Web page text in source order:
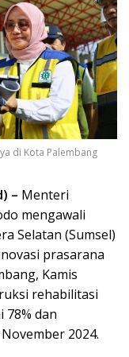
di Kota Palembang
– Menteri
mengawali
Selatan (Sumsel)
prasarana
Kamis
rehabilitasi
78% dan
2024.